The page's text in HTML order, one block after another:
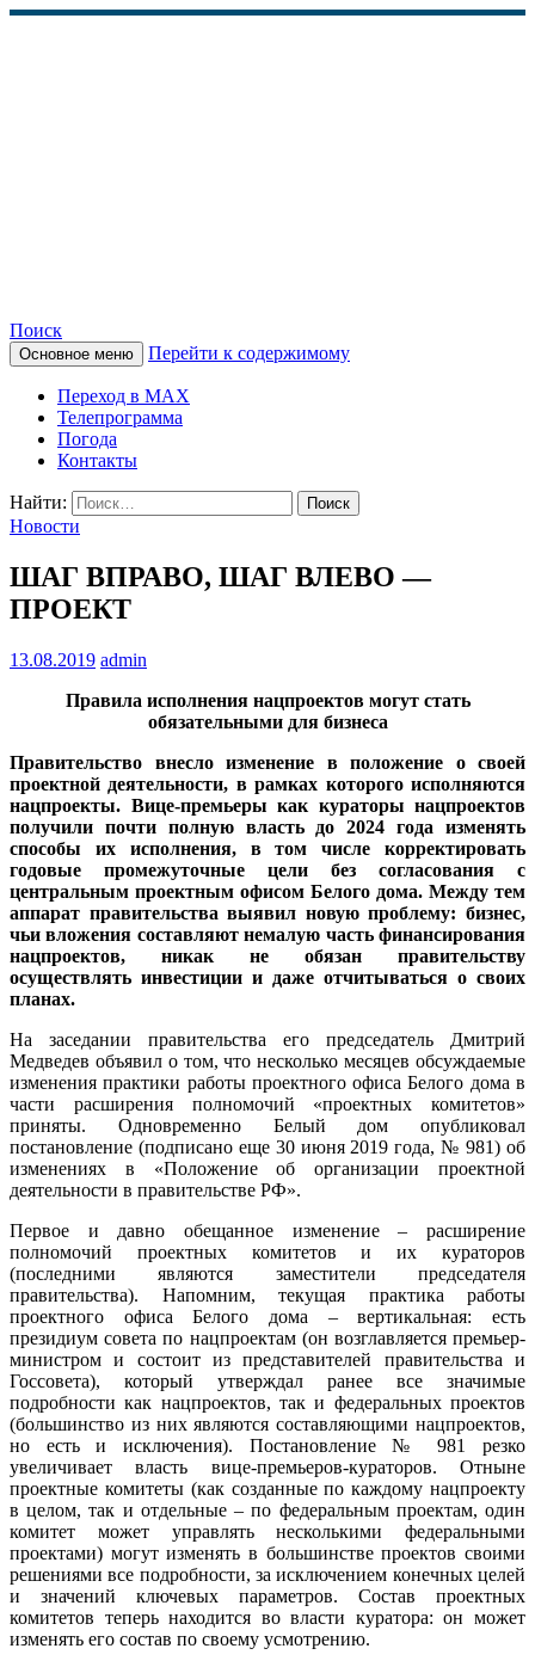
КАМЧАТСКОЕ
ИНФОРМАЦИОННОЕ
АГЕНТСТВО (КИА
«ВЕСТИ»)
Поиск
Основное меню Перейти к содержимому
Переход в MAX
Телепрограмма
Погода
Контакты
Найти:
Новости
ШАГ ВПРАВО, ШАГ ВЛЕВО —
ПРОЕКТ
13.08.2019 admin
Правила исполнения нацпроектов могут стать
обязательными для бизнеса
Правительство внесло изменение в положение о своей
проектной деятельности, в рамках которого исполняются
нацпроекты. Вице-премьеры как кураторы нацпроектов
получили почти полную власть до 2024 года изменять
способы их исполнения, в том числе корректировать
годовые промежуточные цели без согласования с
центральным проектным офисом Белого дома. Между тем
аппарат правительства выявил новую проблему: бизнес,
чьи вложения составляют немалую часть финансирования
нацпроектов, никак не обязан правительству
осуществлять инвестиции и даже отчитываться о своих
планах.
На заседании правительства его председатель Дмитрий
Медведев объявил о том, что несколько месяцев обсуждаемые
изменения практики работы проектного офиса Белого дома в
части расширения полномочий «проектных комитетов»
приняты. Одновременно Белый дом опубликовал
постановление (подписано еще 30 июня 2019 года, № 981) об
изменениях в «Положение об организации проектной
деятельности в правительстве РФ».
Первое и давно обещанное изменение – расширение
полномочий проектных комитетов и их кураторов
(последними являются заместители председателя
правительства). Напомним, текущая практика работы
проектного офиса Белого дома – вертикальная: есть
президиум совета по нацпроектам (он возглавляется премьер-
министром и состоит из представителей правительства и
Госсовета), который утверждал ранее все значимые
подробности как нацпроектов, так и федеральных проектов
(большинство из них являются составляющими нацпроектов,
но есть и исключения). Постановление № 981 резко
увеличивает власть вице-премьеров-кураторов. Отныне
проектные комитеты (как созданные по каждому нацпроекту
в целом, так и отдельные – по федеральным проектам, один
комитет может управлять несколькими федеральными
проектами) могут изменять в большинстве проектов своими
решениями все подробности, за исключением конечных целей
и значений ключевых параметров. Состав проектных
комитетов теперь находится во власти куратора: он может
изменять его состав по своему усмотрению.